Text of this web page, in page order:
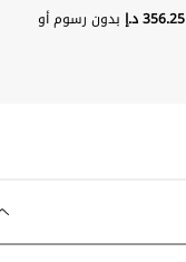
356.25 د.إ بدون رسوم أو